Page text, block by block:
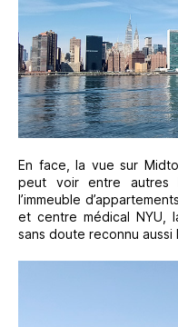
En face, la vue sur
peut voir entre autres
l’immeuble
et centre médical NYU,
sans doute reconnu aussi